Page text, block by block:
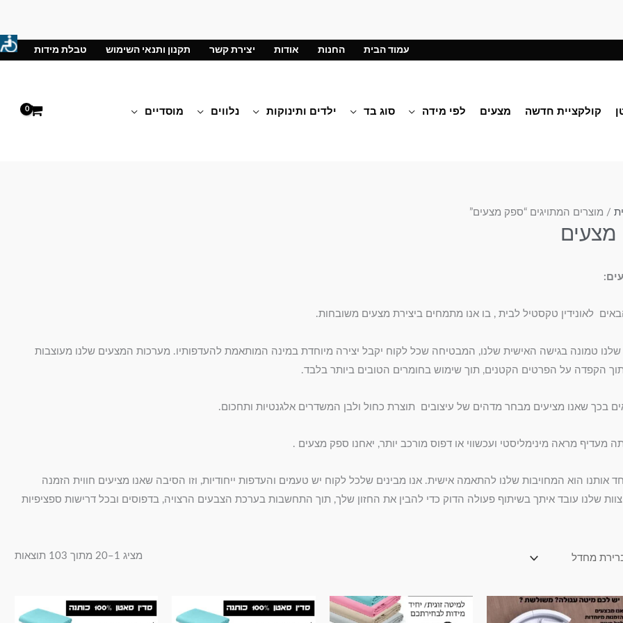
עמוד הבית החנות אודות יצירת קשר תקנון ותנאי השימוש טבלת מידות
קולקציית חדשה מצעים לפי מידה סוג בד ילדים ותינוקות נלווים מוסדיים
/ מוצרים המתויגים “ספק מצעים”
לאונידין טקסטיל לבית , בו אנו מתמחים ביצירת מצעים משובחות.
שלנו טמונה בגישה האישית שלנו, המבטיחה שכל לקוח יקבל יצירה מיוחדת במינה המותאמת להעדפותיו. מערכות המצעים שלנו מעוצבות
הקפדה על הפרטים הקטנים, תוך שימוש בחומרים הטובים ביותר בלבד.
בכך שאנו מציעים מבחר מדהים של עיצובים תוצרת כחול ולבן המשדרים אלגנטיות ותחכום.
מעדיף מראה מינימליסטי ועכשווי או דפוס מורכב יותר, יאחנו ספק מצעים .
אותנו הוא המחויבות שלנו להתאמה אישית. אנו מבינים שלכל לקוח יש טעמים והעדפות ייחודיות, וזו הסיבה שאנו מציעים חווית הזמנה
שלנו עובד איתך בשיתוף פעולה הדוק כדי להבין את החזון שלך, תוך התחשבות בערכת הצבעים הרצויה, בדפוסים ובכל דרישות ספציפיות
מציג 1–20 מתוך 103 תוצאות
טווח
מחירים:
למוצר
טווח
מחירים:
למוצר
טווח
מחירים:
למוצר
טווח
מחירים:
למוצר